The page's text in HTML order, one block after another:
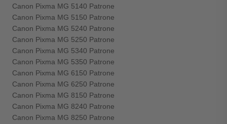
Canon Pixma MG 5140 Patrone
Canon Pixma MG 5150 Patrone
Canon Pixma MG 5240 Patrone
Canon Pixma MG 5250 Patrone
Canon Pixma MG 5340 Patrone
Canon Pixma MG 5350 Patrone
Canon Pixma MG 6150 Patrone
Canon Pixma MG 6250 Patrone
Canon Pixma MG 8150 Patrone
Canon Pixma MG 8240 Patrone
Canon Pixma MG 8250 Patrone